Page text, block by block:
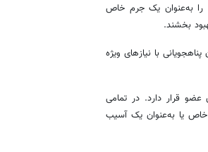
را به‌عنوان یک جرم خاص
بخشند.
را به‌عنوان پناهجویانی با نیازهای ویژه
عضو قرار دارد. در تمامی
یا به‌عنوان یک آسیب